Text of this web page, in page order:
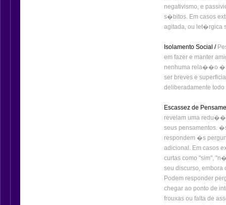
negativismo, e
s�bitos. Em casos
agitada, ou let�rgica
Isolamento Social /
em fazer e manter
nenhuma rela��o
ser breves e
deliberadamente
Escassez de
revelam uma
seus pensamentos.
respondem �s
adicional. Em casos
curtas como "sim",
seu discurso,
Podem responder
chegar ao ponto de
frouxas ou falta de